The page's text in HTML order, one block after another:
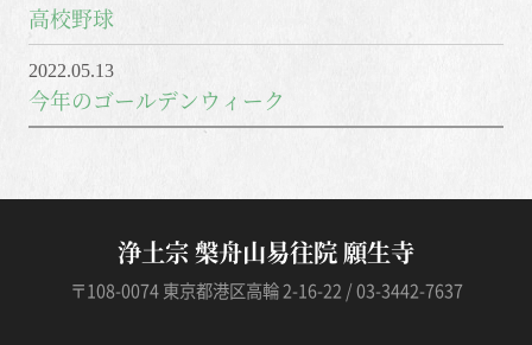
高校野球
2022.05.13
今年のゴールデンウィーク
浄土宗 槃舟山易往院 願生寺
〒108-0074 東京都港区高輪 2-16-22 / 03-3442-7637